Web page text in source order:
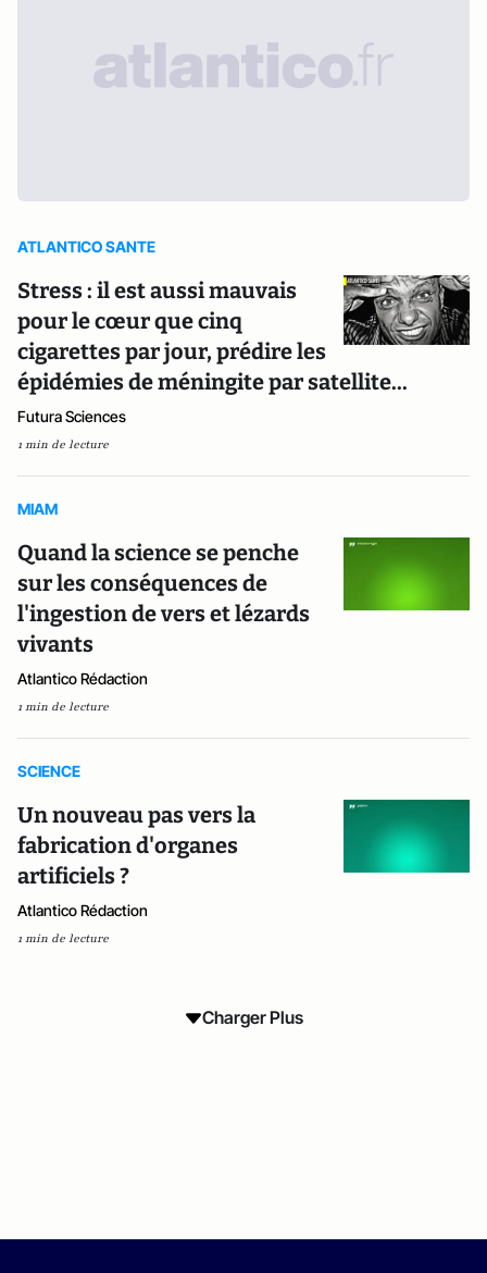
ATLANTICO SANTE
Stress : il est aussi mauvais
pour le cœur que cinq
cigarettes par jour, prédire les
épidémies de méningite par satellite...
Futura Sciences
1 min de lecture
MIAM
Quand la science se penche
sur les conséquences de
l'ingestion de vers et lézards
vivants
Atlantico Rédaction
1 min de lecture
SCIENCE
Un nouveau pas vers la
fabrication d'organes
artificiels ?
Atlantico Rédaction
1 min de lecture
Charger Plus